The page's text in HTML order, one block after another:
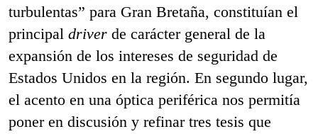
turbulentas” para Gran Bretaña, constituían el
principal driver de carácter general de la
expansión de los intereses de seguridad de
Estados Unidos en la región. En segundo lugar,
el acento en una óptica periférica nos permitía
poner en discusión y refinar tres tesis que